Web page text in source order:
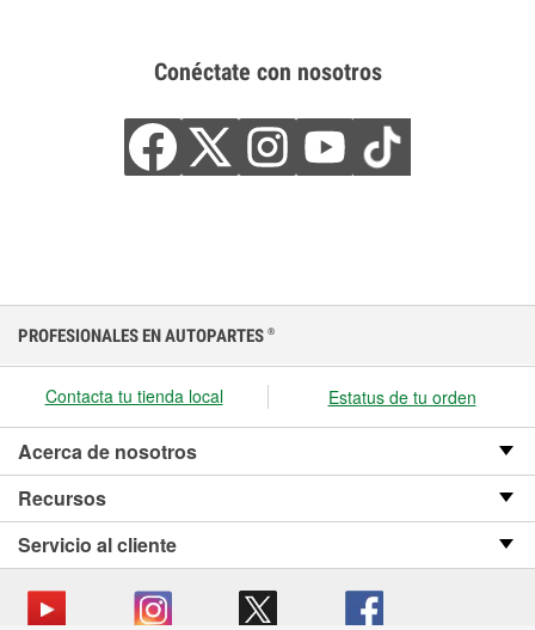
Conéctate con nosotros
PROFESIONALES EN AUTOPARTES ®
Contacta tu tienda local Estatus de tu orden
Acerca de nosotros
Recursos
Servicio al cliente